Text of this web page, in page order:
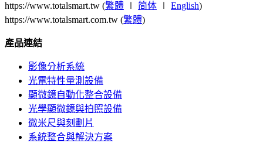
https://www.totalsmart.tw (繁體 ∣ 简体 ∣ English)
https://www.totalsmart.com.tw (繁體)
產品連結
影像分析系統
光電特性量測設備
顯微鏡自動化整合設備
光學顯微鏡與拍照設備
微米尺與刻劃片
系統整合與解決方案